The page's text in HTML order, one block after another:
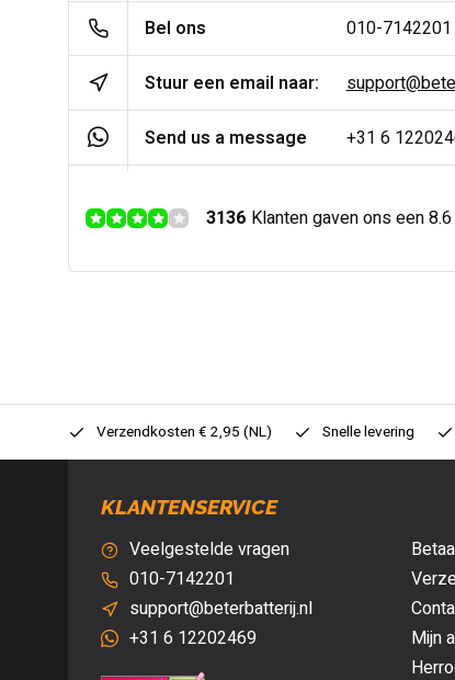
Bel ons 010-7142201
Stuur een email naar:
Send us a message +31 6
3136 Klanten gaven ons een
Verzendkosten € 2,95 (NL) Snelle levering
KLANTENSERVICE
Veelgestelde vragen
010-7142201
support@beterbatterij.nl
+31 6 12202469
Mijn